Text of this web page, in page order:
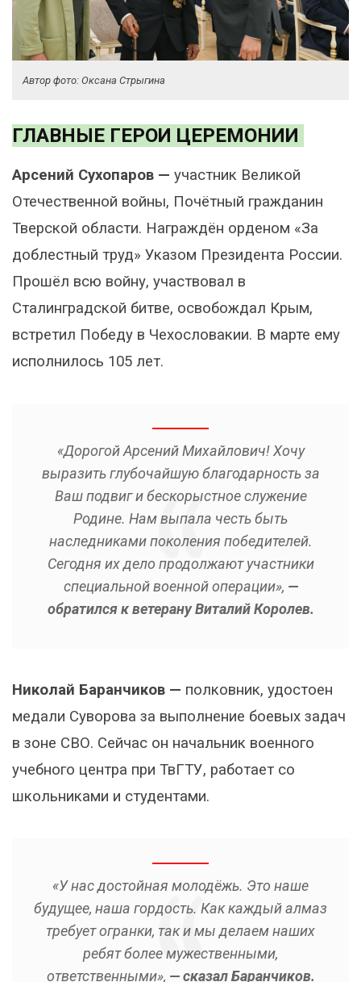
Автор фото: Оксана Стрыгина
ГЛАВНЫЕ ГЕРОИ ЦЕРЕМОНИИ
Арсений Сухопаров — участник Великой
Отечественной войны, Почётный гражданин
Тверской области. Награждён орденом «За
доблестный труд» Указом Президента России.
Прошёл всю войну, участвовал в
Сталинградской битве, освобождал Крым,
встретил Победу в Чехословакии. В марте ему
исполнилось 105 лет.
«Дорогой Арсений Михайлович! Хочу
выразить глубочайшую благодарность за
Ваш подвиг и бескорыстное служение
Родине. Нам выпала честь быть
наследниками поколения победителей.
Сегодня их дело продолжают участники
специальной военной операции», —
обратился к ветерану Виталий Королев.
Николай Баранчиков — полковник, удостоен
медали Суворова за выполнение боевых задач
в зоне СВО. Сейчас он начальник военного
учебного центра при ТвГТУ, работает со
школьниками и студентами.
«У нас достойная молодёжь. Это наше
будущее, наша гордость. Как каждый алмаз
требует огранки, так и мы делаем наших
ребят более мужественными,
ответственными», — сказал Баранчиков.